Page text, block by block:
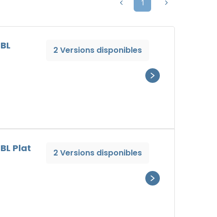
1
2 Versions disponibles
Plat 2 Versions disponibles